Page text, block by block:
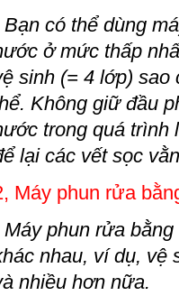
Bạn có thể dùng
ở mức thấp
sinh (= 4 lớp)
Không giữ đầu
trong quá trình
lại các vết sọc
Máy phun rửa
Máy phun rửa
nhau, ví dụ, vệ
nhiều hơn nữa.